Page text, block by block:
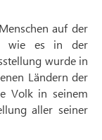
auf der
wie es in der
wurde in
Ländern der
Volk in seinem
aller seiner